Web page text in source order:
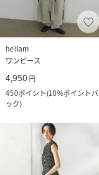
hellam
ワンピース
4,950 円
450ポイント(10%ポイントバ
ック)